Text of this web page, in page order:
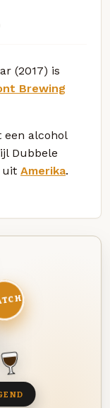
(2017) is
Brewing
een alcohol
Dubbele
uit Amerika.